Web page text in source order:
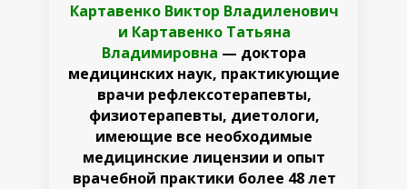
Картавенко Виктор Владиленович
и Картавенко Татьяна
Владимировна — доктора
медицинских наук, практикующие
врачи рефлексотерапевты,
физиотерапевты, диетологи,
имеющие все необходимые
медицинские лицензии и опыт
врачебной практики более 48 лет